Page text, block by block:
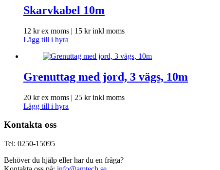
Skarvkabel 10m
12 krex moms | 15 krinkl moms
Lägg till i hyra
Grenuttag med jord, 3 vägs, 10m
20 krex moms | 25 krinkl moms
Lägg till i hyra
Kontakta oss
Tel: 0250-15095
Behöver du hjälp eller har du en fråga?